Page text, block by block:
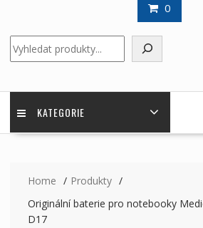
0
KATEGORIE
Home
Produkty
Originální baterie pro notebooky
D17